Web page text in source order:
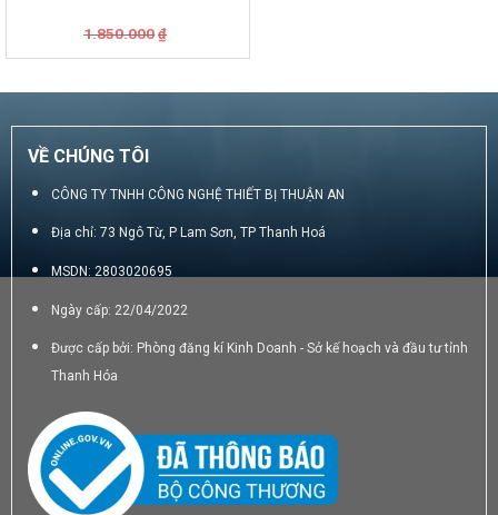
1.850.000 ₫
là:
tại
1.650.000₫.
VỀ CHÚNG TÔI
CÔNG TY TNHH CÔNG NGHỆ THIẾT BỊ THUẬN AN
Địa chỉ: 73 Ngô Từ, P Lam Sơn, TP Thanh Hoá
MSDN: 2803020695
Ngày cấp: 22/04/2022
Được cấp bởi: Phòng đăng kí Kinh Doanh - Sở kế hoạch và đầu tư tỉnh
Thanh Hóa